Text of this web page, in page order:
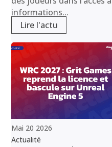
informations...
Lire l'actu
Mai 20 2026
Actualité